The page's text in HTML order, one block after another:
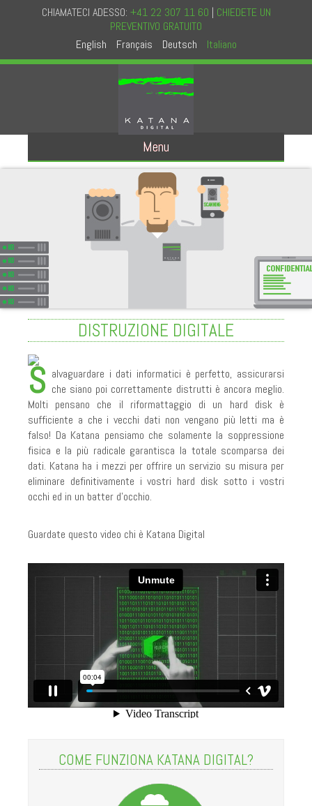
CHIAMATECI ADESSO: +41 22 307 11 60 | CHIEDETE UN
PREVENTIVO GRATUITO
English
Français Deutsch Italiano
Menu
A PROPOSITO DI NOI
A PROPOSITO DI KATANA
CONCETTO
FILOSOFIA E STORIA
CERTIFICATO NAID
COPERTURA NAZIONALE
DOVE SIAMO - CONTACT
I NOSTRI CAMION
PARTNERS
RGPD
TERMINI E CONDIZIONI
DISTRUZIONE CARTA
DISTRUZIONE CARTA IN LOCO
DISTRUZIONE DI ARCHIVI
SERVIZIO CONTINUO
DISTRUZIONE DIGITALE
DISTRUZIONE DI HARD DISK
RESSOURCES
CONTATTI
DISTRUZIONE DIGITALE
S alvaguardare i dati informatici è perfetto, assicurarsi
che siano poi correttamente distrutti è ancora meglio.
Molti pensano che il riformattaggio di un hard disk è
sufficiente a che i vecchi dati non vengano più letti ma è
falso! Da Katana pensiamo che solamente la soppressione
fisica e la più radicale garantisca la totale scomparsa dei
dati. Katana ha i mezzi per offrire un servizio su misura per
eliminare definitivamente i vostri hard disk sotto i vostri
occhi ed in un batter d’occhio.
Guardate questo video chi è Katana Digital
COME FUNZIONA KATANA DIGITAL?